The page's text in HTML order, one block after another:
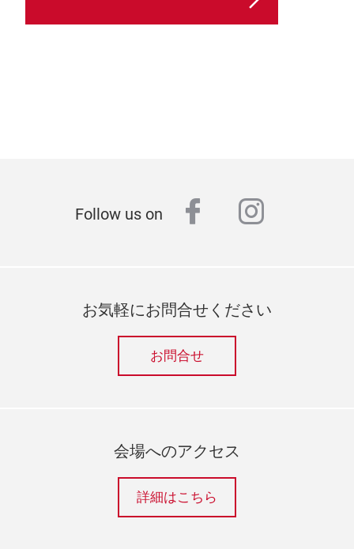
Follow us on facebook
お気軽にお問合せください
お問合せ
会場へのアクセス
詳細はこちら